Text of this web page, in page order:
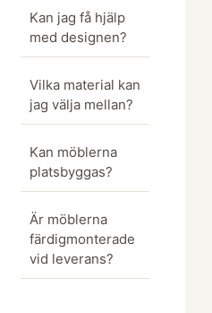
Kan jag få hjälp
med designen?
Vilka material kan
jag välja mellan?
Kan möblerna
platsbyggas?
Är möblerna
färdigmonterade
vid leverans?